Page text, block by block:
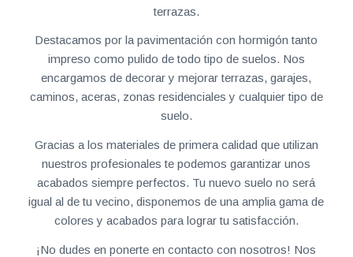
terrazas.
Destacamos por la pavimentación con hormigón tanto
impreso como pulido de todo tipo de suelos. Nos
encargamos de decorar y mejorar terrazas, garajes,
caminos, aceras, zonas residenciales y cualquier tipo de
suelo.
Gracias a los materiales de primera calidad que utilizan
nuestros profesionales te podemos garantizar unos
acabados siempre perfectos. Tu nuevo suelo no será
igual al de tu vecino, disponemos de una amplia gama de
colores y acabados para lograr tu satisfacción.
¡No dudes en ponerte en contacto con nosotros! Nos